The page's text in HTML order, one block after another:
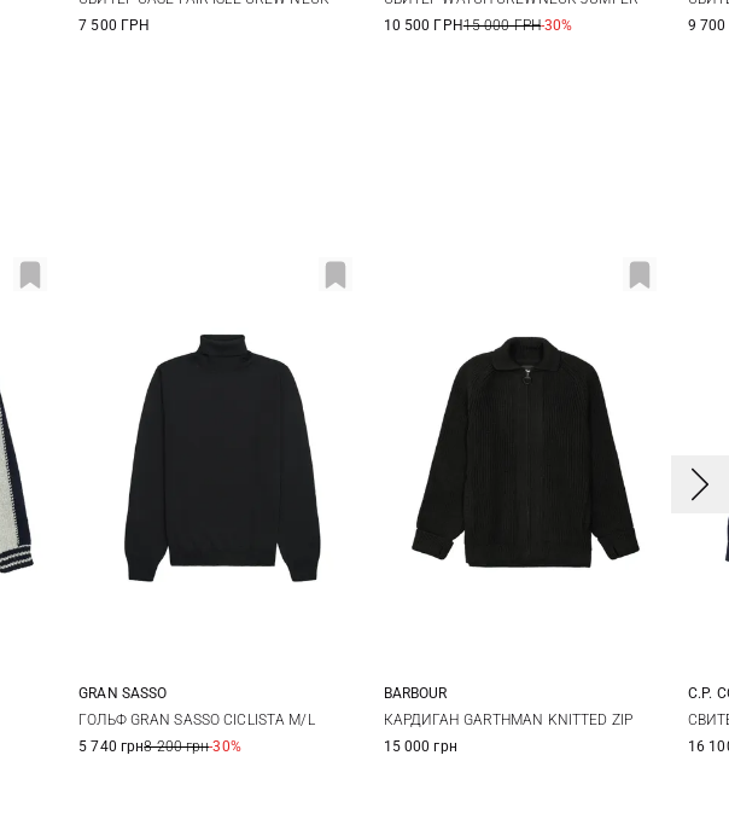
7 500 ГРН
10 500 ГРН15 000 ГРН-30%
9
46 48 50
GRAN SASSO
ГОЛЬФ GRAN SASSO CICLISTA M/L
5 740 грн8 200 грн-30%
S M L XL
BARBOUR
КАРДИГАН GARTHMAN KNITTED ZIP
15 000 грн
S
C.P.
16